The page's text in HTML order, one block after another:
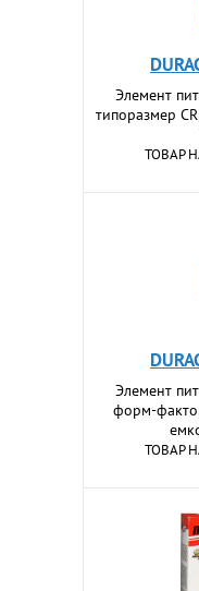
Элемент
типоразмер
ТОВАР
Элемент
форм-
ТОВАР